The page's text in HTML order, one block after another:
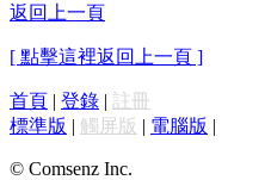
返回上一頁
[ 點擊這裡返回上一頁 ]
首頁 | 登錄 | 註冊
標準版 | 觸屏版 | 電腦版 |
© Comsenz Inc.